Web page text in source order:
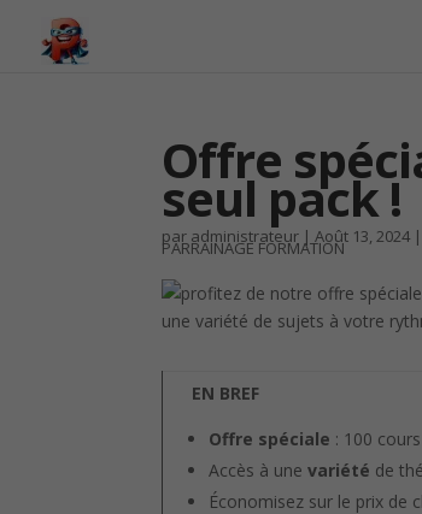
Offre
seul pack !
par administrateur |Août 13, 2024
PARRAINAGE FORMATION
EN BREF
Offre spéciale : 100
Accès à unevariété de
Économisez sur le prix de